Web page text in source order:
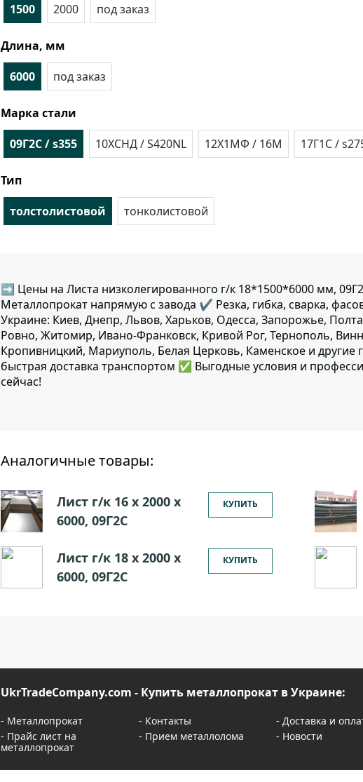
1500
2000 под заказ
Длина, мм
6000
под заказ
Марка стали
09Г2С / s355
10ХСНД / S420NL 12Х1МФ / 16М 17Г1С /
Тип
толстолистовой
тонколистовой
➡ Цены на Листа низколегированного г/к 18*1500*6000 мм,
Металлопрокат напрямую с завода ✔️ Резка, гибка, сварка,
Украине: Киев, Днепр, Львов, Харьков, Одесса, Запорожье,
Ровно, Житомир, Ивано-Франковск, Кривой Рог, Тернополь,
Кропивницкий, Мариуполь, Белая Церковь, Каменское и другие
быстрая доставка транспортом ✅ Выгодные условия и
сейчас!
Аналогичные товары:
Лист г/к 16 х 2000 х
6000, 09Г2С
КУПИТЬ
Лист г/к 18 х 2000 х
6000, 09Г2С
КУПИТЬ
UkrTradeCompany.com - Купить металлопрокат в Украине:
- Металлопрокат - Контакты - Доставка и
- Прайс лист на
металлопрокат
- Прием металлолома - Новости